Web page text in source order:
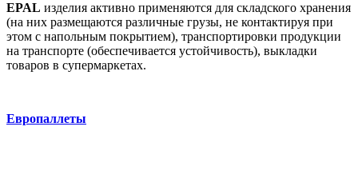
EPAL изделия активно применяются для складского хранения
(на них размещаются различные грузы, не контактируя при
этом с напольным покрытием), транспортировки продукции
на транспорте (обеспечивается устойчивость), выкладки
товаров в супермаркетах.
Европаллеты